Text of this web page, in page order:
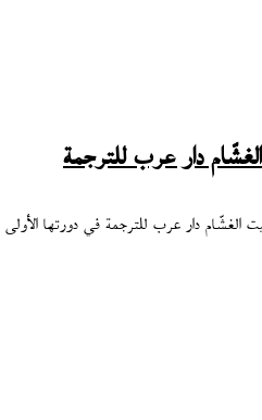
دار عرب للترجمة
الغشّام دار عرب للترجمة في دورتها الأولى